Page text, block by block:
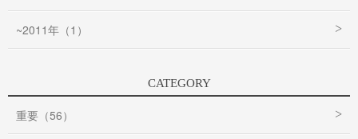
~2011年（1）
CATEGORY
重要（56）